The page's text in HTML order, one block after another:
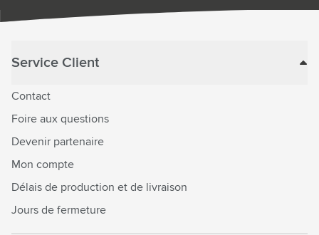
Service Client
Contact
Foire aux questions
Devenir partenaire
Mon compte
Délais de production et de livraison
Jours de fermeture